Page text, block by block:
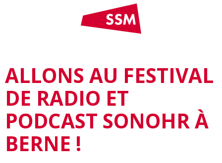
ALLONS AU FESTIVAL
DE RADIO ET
PODCAST SONOHR À
BERNE !